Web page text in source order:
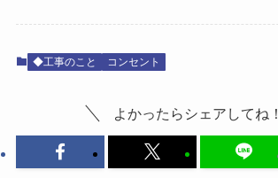
◆工事のこと コンセント
よかったらシェアしてね！